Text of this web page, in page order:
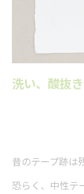
洗い、酸抜き
昔のテープ跡は
恐らく、中性テ